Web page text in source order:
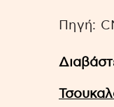
Πηγή: